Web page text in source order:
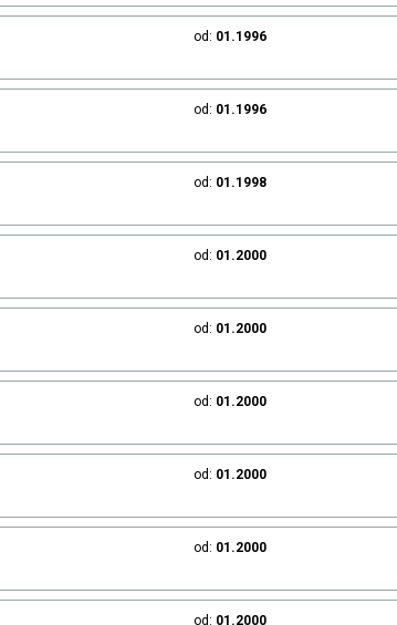
od: 01.1996
od: 01.1996
od: 01.1998
od: 01.2000
od: 01.2000
od: 01.2000
od: 01.2000
od: 01.2000
od: 01.2000